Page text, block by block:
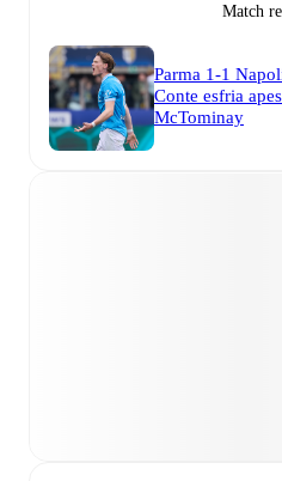
Match
Parma 1-1
Conte esfria
McTominay